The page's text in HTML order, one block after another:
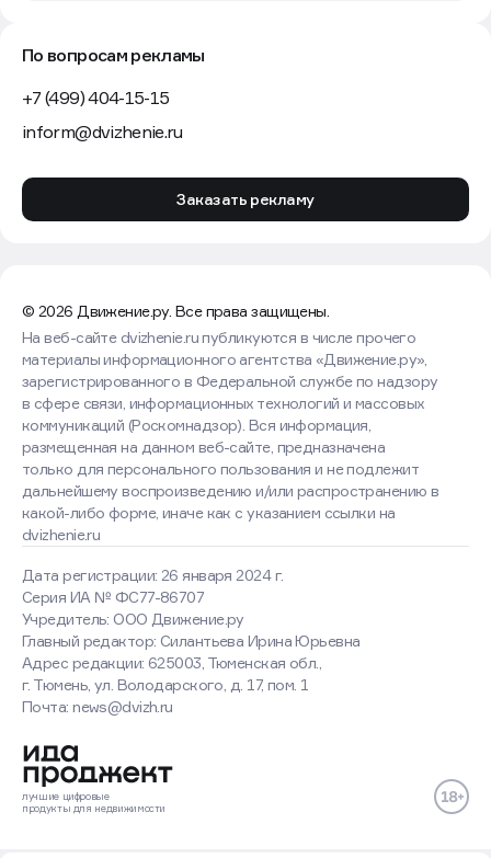
По вопросам рекламы
+7 (499) 404-15-15
inform@dvizhenie.ru
Заказать рекламу
© 2026 Движение.ру. Все права защищены.
Дата регистрации: 26 января 2024 г.
Серия ИА № ФС77-86707
Учредитель: ООО Движение.ру
Главный редактор: Силантьева Ирина Юрьевна
Адрес редакции: 625003, Тюменская обл.,
г. Тюмень, ул. Володарского, д. 17, пом. 1
Почта: news@dvizh.ru
На веб-сайте dvizhenie.ru публикуются в числе прочего
материалы информационного агентства «Движение.ру»,
зарегистрированного в Федеральной службе по надзору
в сфере связи, информационных технологий и массовых
коммуникаций (Роскомнадзор). Вся информация,
размещенная на данном веб-сайте, предназначена
только для персонального пользования и не подлежит
дальнейшему воспроизведению и/или распространению в
какой-либо форме, иначе как с указанием ссылки на
dvizhenie.ru
лучшие цифровые
продукты для недвижимости
Оставаясь на сайте, вы
соглашаетесь с использованием